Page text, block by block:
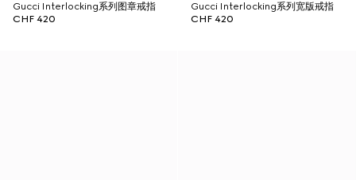
Gucci Interlocking系列图章戒指
CHF 420
Gucci Interlocking系列宽版戒指
CHF 420